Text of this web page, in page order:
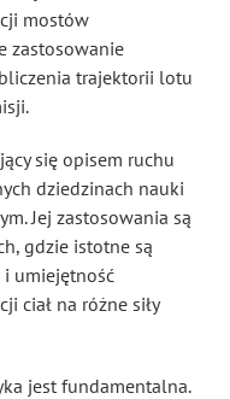
mostów
zastosowanie
trajektorii lotu
się opisem ruchu
dziedzinach nauki
Jej zastosowania są
gdzie istotne są
i umiejętność
ciał na różne siły
jest fundamentalna.